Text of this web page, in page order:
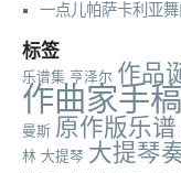
一点儿帕萨卡利亚舞
标签
乐谱集 亨泽尔 作品
作曲家手稿
曼斯 原作版乐谱
林 大提琴 大提琴